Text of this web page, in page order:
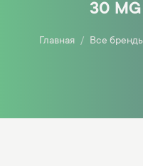
30 MG
Главная Все